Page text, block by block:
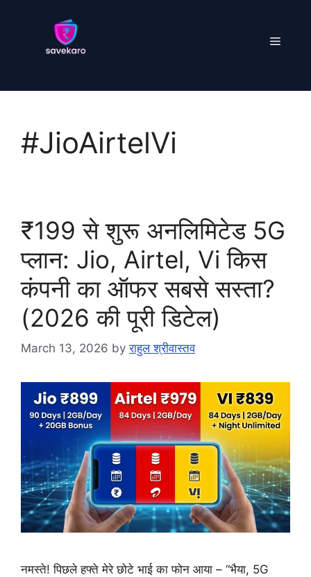
Menu
#JioAirtelVi
₹199 से शुरू अनलिमिटेड 5G
प्लान: Jio, Airtel, Vi किस
कंपनी का ऑफर सबसे सस्ता?
(2026 की पूरी डिटेल)
March 13, 2026 byराहुल श्रीवास्तव
नमस्ते! पिछले हफ्ते मेरे छोटे भाई का फोन आया – “भैया, 5G